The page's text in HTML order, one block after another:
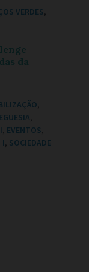
VERDES,
da
,
,
, EVENTOS,
I , SOCIEDADE